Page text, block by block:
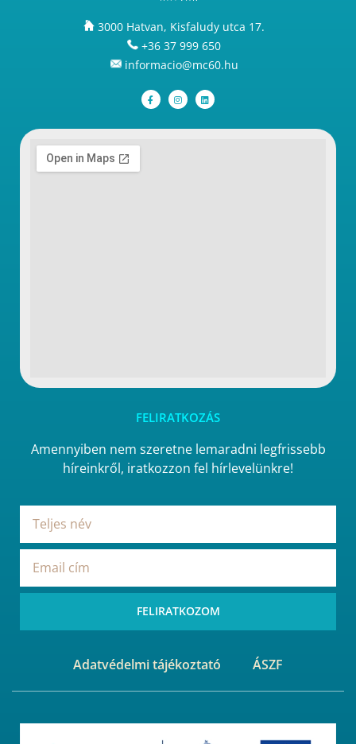
3000 Hatvan, Kisfaludy utca 17.
+36 37 999 650
informacio@mc60.hu
FELIRATKOZÁS
Amennyiben nem szeretne lemaradni legfrissebb
híreinkről, iratkozzon fel hírlevelünkre!
FELIRATKOZOM
Adatvédelmi tájékoztató ÁSZF